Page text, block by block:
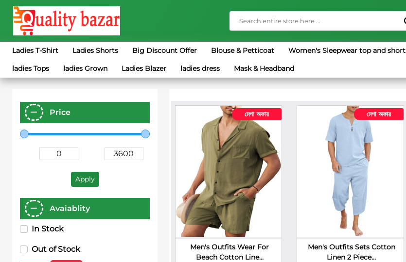
Ladies T-Shirt Ladies Shorts Big Discount Offer Blouse & Petticoat Women's Sleepwear top and short
ladies Tops ladies Grown Ladies Blazer ladies dress Mask & Headband
Price
Apply
Avaiablity
In Stock
Out of Stock
মেগা অফার
Men's Outfits Wear For
Beach Cotton Line...
মেগা অফার
Men's Outfits Sets Cotton
Linen 2 Piece...